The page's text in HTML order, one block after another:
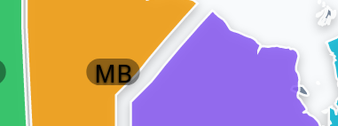
MB